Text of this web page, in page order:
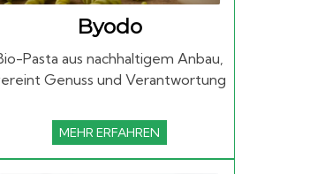
Byodo
Pasta aus nachhaltigem Anbau,
Genuss und Verantwortung
MEHR ERFAHREN